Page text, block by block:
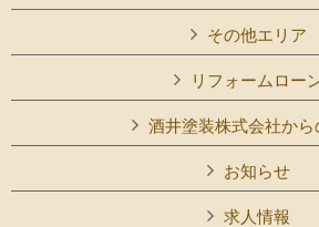
その他エリア
リフォームロー
酒井塗装株式会社から
お知らせ
求人情報